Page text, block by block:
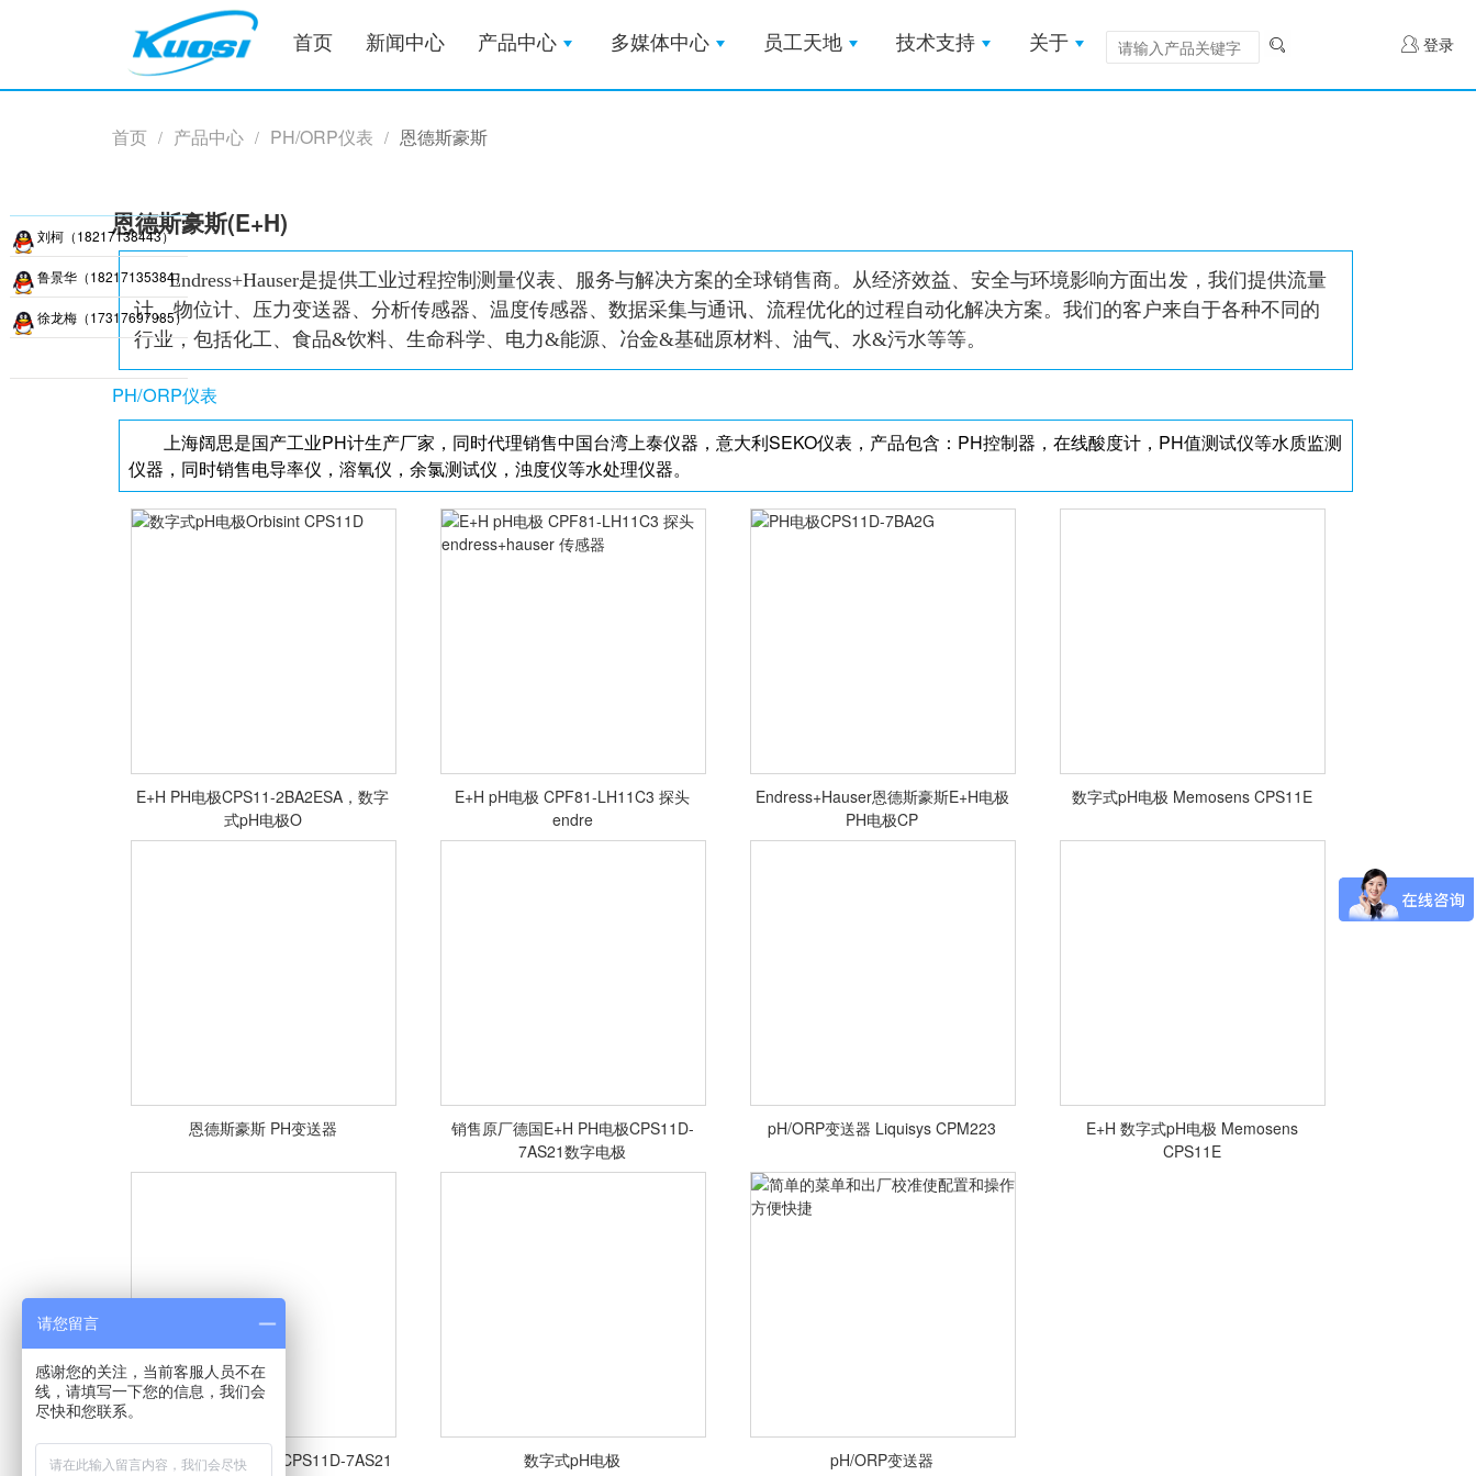
首页 新闻中心 产品中心 多媒体中心 员工天地 技术支持 关于 登录
首页 / 产品中心 / PH/ORP仪表 / 恩德斯豪斯
恩德斯豪斯(E+H)
Endress+Hauser是提供工业过程控制测量仪表、服务与解决方案的全球销售商。从经济效益、安全与环境影响方面出发，我们提供流量
计、物位计、压力变送器、分析传感器、温度传感器、数据采集与通讯、流程优化的过程自动化解决方案。我们的客户来自于各种不同的
行业，包括化工、食品&饮料、生命科学、电力&能源、冶金&基础原材料、油气、水&污水等等。
PH/ORP仪表
上海阔思是国产工业PH计生产厂家，同时代理销售中国台湾上泰仪器，意大利SEKO仪表，产品包含：PH控制器，在线酸度计，PH值测试仪等水质监测
仪器，同时销售电导率仪，溶氧仪，余氯测试仪，浊度仪等水处理仪器。
数字式pH电极Orbisint CPS11D
E+H PH电极CPS11-2BA2ESA，数字
式pH电极O
E+H pH电极 CPF81-LH11C3 探头
endress+hauser 传感器
E+H pH电极 CPF81-LH11C3 探头
endre
PH电极CPS11D-7BA2G
Endress+Hauser恩德斯豪斯E+H电极
PH电极CP
数字式pH电极 Memosens CPS11E
恩德斯豪斯 PH变送器
销售原厂德国E+H PH电极CPS11D-
7AS21数字电极
pH/ORP变送器 Liquisys CPM223
E+H 数字式pH电极 Memosens
CPS11E
原厂德国E+H PH电极CPS11D-7AS21
数字式pH电极
pH/ORP变送器
刘柯（18217138443）
鲁景华（18217135384）
徐龙梅（17317697985）
请您留言
感谢您的关注，当前客服人员不在
线，请填写一下您的信息，我们会
尽快和您联系。